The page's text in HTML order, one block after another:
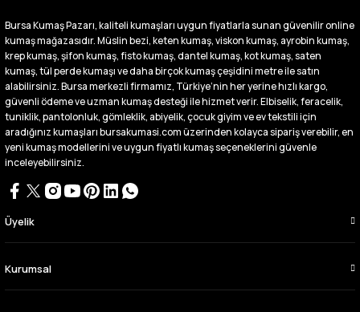
Buradan ikinci alışverişim ikisinden de çok
memnun kaldım teşekkürler.
Büşra Singeç | 02/07/2026
Bursa kumaş pazarından defalarca kumaş
aldım videoda anlatılıp gosterildigi gibi
çıktı. bu zamana kadar sorun yaşamadım
uygun fiyatlarından ve kalitesinden dolayı
tercih ettiğim kumaşçi
D... Ç... | 27/06/2026
Çok memnun kaldım,teşekkürler
Bursa Kumaş Pazarı, kaliteli kumaşları uygun fiyatlarla sunan güvenilir online
kumaş mağazasıdır. Müslin bezi, keten kumaş, viskon kumaş, ayrobin kumaş,
krep kumaş, şifon kumaş, fisto kumaş, dantel kumaş, kot kumaş, saten
kumaş, tül perde kumaşı ve daha birçok kumaş çeşidini metre ile satın
alabilirsiniz. Bursa merkezli firmamız, Türkiye’nin her yerine hızlı kargo,
güvenli ödeme ve uzman kumaş desteği ile hizmet verir. Elbiselik, feracelik,
tuniklik, pantolonluk, gömleklik, abiyelik, çocuk giyim ve ev tekstili için
aradığınız kumaşları bursakumasi.com üzerinden kolayca sipariş verebilir, en
yeni kumaş modellerini ve uygun fiyatlı kumaş seçeneklerini güvenle
inceleyebilirsiniz.
Üyelik
Kurumsal